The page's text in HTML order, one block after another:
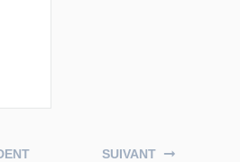
SUIVANT